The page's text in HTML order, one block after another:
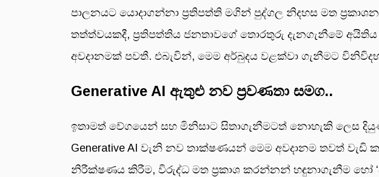
පාලනයට යොදාගන්නා ප්‍රතිපත්ති මගින් පුද්ගල නිදහස මත
තත්ත්වයකදී, ප්‍රතිපත්තිය ජනතාවගේ තොරතුරු දැනගැනීමේ
අවදානමක් පවතී. එබැවින්, මෙම අර්බුදය වළක්වා ගැනීමට
Generative AI ඇතුළු නව ප්‍රවණතා සමග..
ඉතාමත් වේගයෙන් සහ මිනිසාට සිතාගැනීමටත් නොහැකි ලෙස
Generative AI වැනි නව තාක්ෂණයන් මෙම අවදානම තවත්
නිරීක්ෂණය කිරීම, විරුද්ධ මත ප්‍රකාශ කරන්නන් හඳුනාගැනීම හෝ